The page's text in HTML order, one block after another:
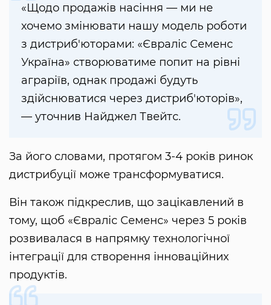
«Щодо продажів насіння — ми не
хочемо змінювати нашу модель роботи
з дистриб'юторами: «Євраліс Семенс
Україна» створюватиме попит на рівні
аграріїв, однак продажі будуть
здійснюватися через дистриб'юторів»,
— уточнив Найджел Твейтс.
За його словами, протягом 3-4 років ринок
дистрибуції може трансформуватися.
Він також підкреслив, що зацікавлений в
тому, щоб «Євраліс Семенс» через 5 років
розвивалася в напрямку технологічної
інтеграції для створення інноваційних
продуктів.